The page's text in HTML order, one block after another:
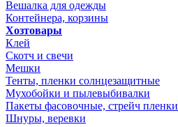
Вешалка для одежды
Контейнера, корзины
Хозтовары
Клей
Скотч и свечи
Мешки
Тенты, пленки солнцезащитные
Мухобойки и пылевыбивалки
Пакеты фасовочные, стрейч пленки
Шнуры, веревки